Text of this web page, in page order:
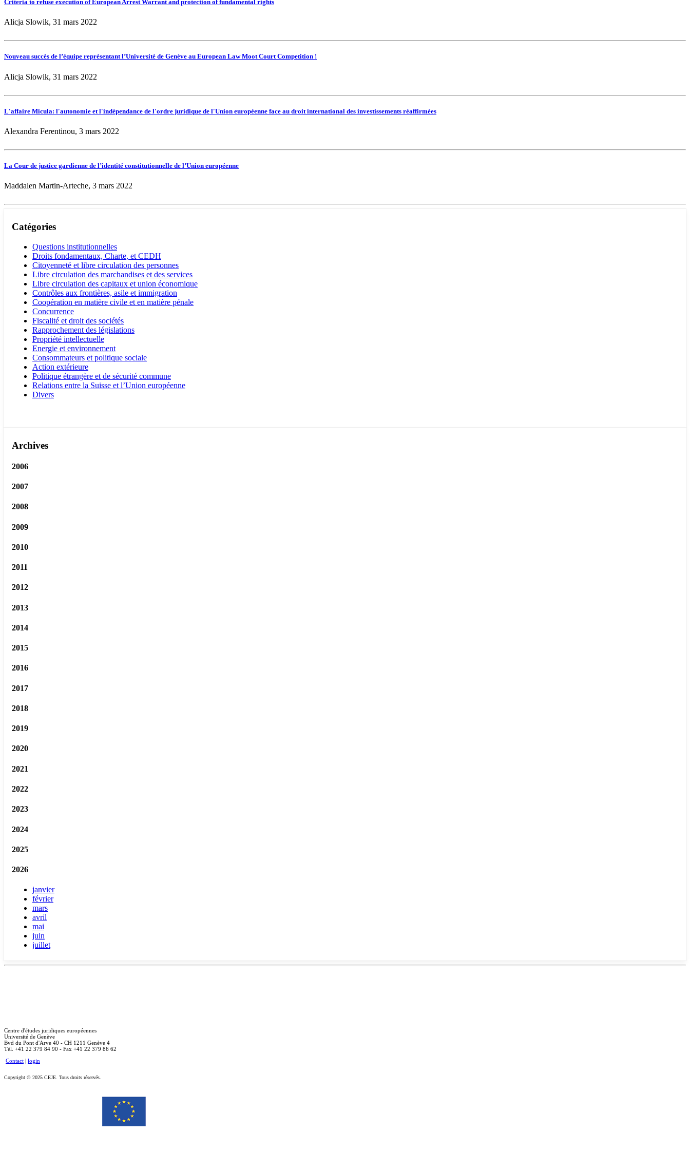
Criteria to refuse execution of European Arrest Warrant and protection of fundamental rights
Alicja Slowik, 31 mars 2022
Nouveau succès de l’équipe représentant l’Université de Genève au European Law Moot Court Competition !
Alicja Slowik, 31 mars 2022
L'affaire Micula: l'autonomie et l'indépendance de l'ordre juridique de l'Union européenne face au droit international des investissements réaffirmées
Alexandra Ferentinou, 3 mars 2022
La Cour de justice gardienne de l’identité constitutionnelle de l’Union européenne
Maddalen Martin-Arteche, 3 mars 2022
Catégories
Questions institutionnelles
Droits fondamentaux, Charte, et CEDH
Citoyenneté et libre circulation des personnes
Libre circulation des marchandises et des services
Libre circulation des capitaux et union économique
Contrôles aux frontières, asile et immigration
Coopération en matière civile et en matière pénale
Concurrence
Fiscalité et droit des sociétés
Rapprochement des législations
Propriété intellectuelle
Energie et environnement
Consommateurs et politique sociale
Action extérieure
Politique étrangère et de sécurité commune
Relations entre la Suisse et l’Union européenne
Divers
Archives
2006
2007
2008
2009
2010
2011
2012
2013
2014
2015
2016
2017
2018
2019
2020
2021
2022
2023
2024
2025
2026
janvier
février
mars
avril
mai
juin
juillet
Centre d'études juridiques européennes
Université de Genève
Bvd du Pont d'Arve 40 - CH 1211 Genève 4
Tél. +41 22 379 84 90 - Fax +41 22 379 86 62
Contact
login
Copyright © 2025 CEJE. Tous droits réservés.